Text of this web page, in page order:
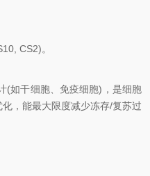
CS2)。
干细胞、免疫细胞)，是细胞
，能最大限度减少冻存/复苏过